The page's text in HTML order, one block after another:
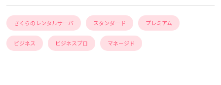
さくらのレンタルサーバ スタンダード プレミアム
ビジネス ビジネスプロ マネージド